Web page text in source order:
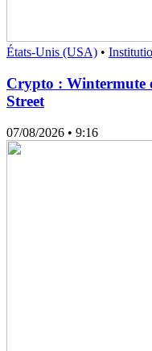
États-Unis (USA) •
Crypto : Wintermute
Street
07/08/2026 • 9:16